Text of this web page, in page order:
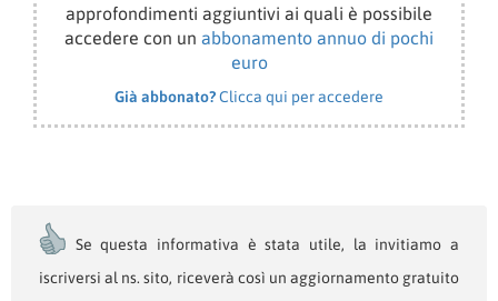
approfondimenti aggiuntivi ai quali è possibile
accedere con un abbonamento annuo di pochi
euro
Già abbonato?Clicca qui per accedere
Se questa informativa è stata utile, la invitiamo a
iscriversi al ns. sito, riceverà così un aggiornamento gratuito